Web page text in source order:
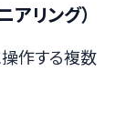
リング）
作する複数